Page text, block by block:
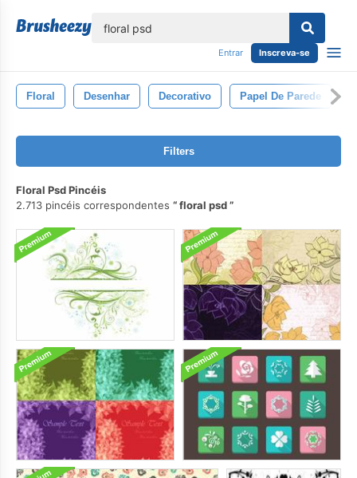
Entrar Inscreva-se
Floral Desenhar Decorativo Papel De Parede
Filters
Floral Psd Pincéis
2.713 pincéis correspondentes
floral psd